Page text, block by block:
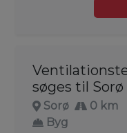
søges til Sorø
Sorø
0 km
Byg